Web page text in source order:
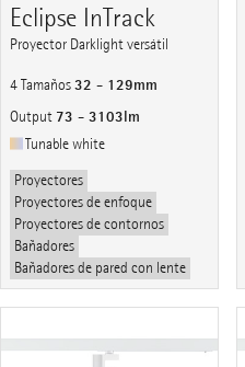
Eclipse InTrack
Proyector Darklight versátil
4 Tamaños32 - 129mm
Output 73 - 3103lm
Tunable white
Proyectores
Proyectores de enfoque
Proyectores de contornos
Bañadores
Bañadores de pared con lente